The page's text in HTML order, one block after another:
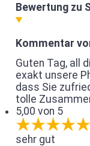
Bewertung zu
Kommentar
Guten Tag, all
exakt unsere
dass Sie
tolle
5,00 von 5
sehr gut